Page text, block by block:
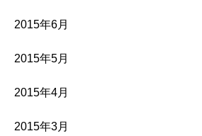
2015年6月
2015年5月
2015年4月
2015年3月